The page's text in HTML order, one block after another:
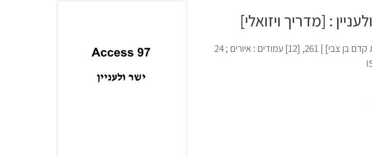
[תרגום לעברית ועריכה – ענת קדם בן צבי] | 261, [12] עמודים : איורים ; 24